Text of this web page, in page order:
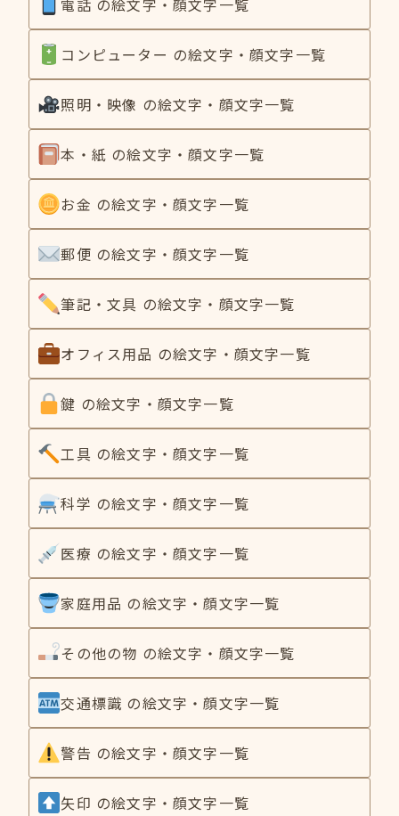
コンピューター の絵文字・顔文字一覧
照明・映像 の絵文字・顔文字一覧
本・紙 の絵文字・顔文字一覧
お金 の絵文字・顔文字一覧
郵便 の絵文字・顔文字一覧
筆記・文具 の絵文字・顔文字一覧
オフィス用品 の絵文字・顔文字一覧
鍵 の絵文字・顔文字一覧
工具 の絵文字・顔文字一覧
科学 の絵文字・顔文字一覧
医療 の絵文字・顔文字一覧
家庭用品 の絵文字・顔文字一覧
その他の物 の絵文字・顔文字一覧
交通標識 の絵文字・顔文字一覧
警告 の絵文字・顔文字一覧
矢印 の絵文字・顔文字一覧